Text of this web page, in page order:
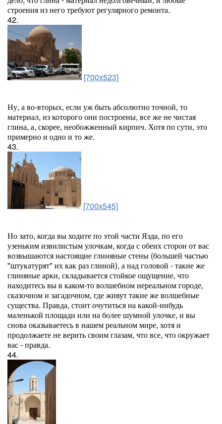
строения из него требуют регулярного ремонта.
42.
[700x523]
Ну, а во-вторых, если уж быть абсолютно точной, то
материал, из которого они построены, все же не чистая
глина, а, скорее, необожженный кирпич. Хотя по сути, это
примерно и одно и то же.
43.
[700x545]
Но зато, когда вы ходите по этой части Язда, по его
узеньким извилистым улочкам, когда с обеих сторон от вас
возвышаются настоящие глиняные стены (большей частью
"штукатурят" их как раз глиной), а над головой - такие же
глиняные арки, складывается стойкое ощущение, что
находитесь вы в каком-то волшебном нереальном городе,
сказочном и загадочном, где живут такие же волшебные
существа. Правда, стоит очутиться на какой-нибудь
маленькой площади или на более шумной улочке, и вы
снова оказываетесь в нашем реальном мире, хотя и
продолжаете не верить своим глазам, что все, что окружает
вас - правда.
44.